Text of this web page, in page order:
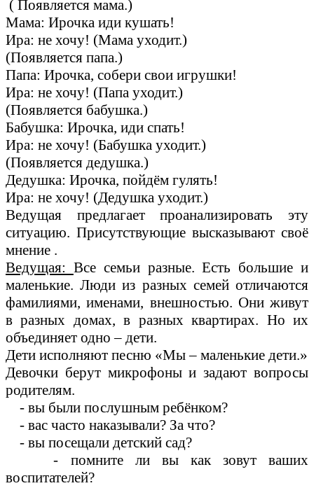
( Появляется мама.)
Мама: Ирочка иди кушать!
Ира: не хочу! (Мама уходит.)
(Появляется папа.)
Папа: Ирочка, собери свои игрушки!
Ира: не хочу! (Папа уходит.)
(Появляется бабушка.)
Бабушка: Ирочка, иди спать!
Ира: не хочу! (Бабушка уходит.)
(Появляется дедушка.)
Дедушка: Ирочка, пойдём гулять!
Ира: не хочу! (Дедушка уходит.)
Ведущая предлагает проанализировать эту
ситуацию. Присутствующие высказывают своё
мнение .
Ведущая: Все семьи разные. Есть большие и
маленькие. Люди из разных семей отличаются
фамилиями, именами, внешностью. Они живут
в разных домах, в разных квартирах. Но их
объединяет одно – дети.
Дети исполняют песню «Мы – маленькие дети.»
Девочки берут микрофоны и задают вопросы
родителям.
- вы были послушным ребёнком?
- вас часто наказывали? За что?
- вы посещали детский сад?
- помните ли вы как зовут ваших
воспитателей?